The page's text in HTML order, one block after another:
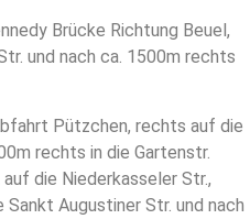
Brücke Richtung Beuel,
und nach ca. 1500m rechts
Pützchen, rechts auf die
rechts in die Gartenstr.
die Niederkasseler Str.,
Sankt Augustiner Str. und nach